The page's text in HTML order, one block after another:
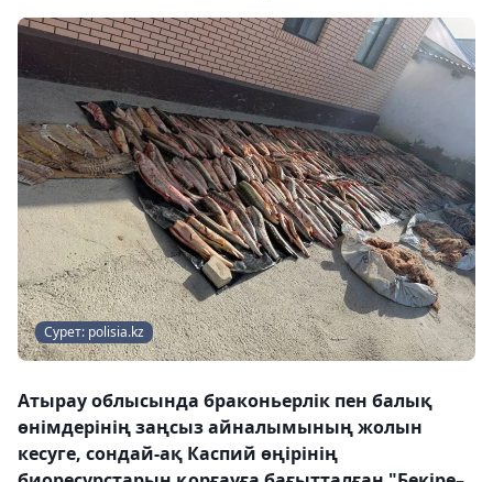
Сурет: polisia.kz
Атырау облысында браконьерлік пен балық
өнімдерінің заңсыз айналымының жолын
кесуге, сондай-ақ Каспий өңірінің